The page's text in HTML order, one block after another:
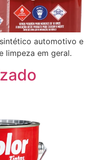
automotivo e
limpeza em geral.